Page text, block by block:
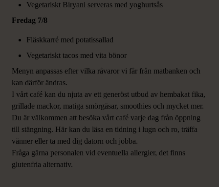
Vegetariskt Biryani serveras med yoghurtsås​
Fredag 7/8
Fläskkarré med potatissallad
Vegetariskt tacos med vita bönor
Menyn anpassas efter vilka råvaror vi får från matbanken och
kan därför ändras.
I vårt café kan du njuta av ett generöst utbud av hembakat fika,
grillade mackor, matiga smörgåsar, smoothies och mycket mer.
Du är välkommen att besöka vårt café varje dag från öppning
till stängning. Här kan du läsa en tidning i lugn och ro, träffa
vänner eller ta med dig datorn och jobba.
Fråga gärna personalen vid eventuella allergier, det finns
glutenfria alternativ.